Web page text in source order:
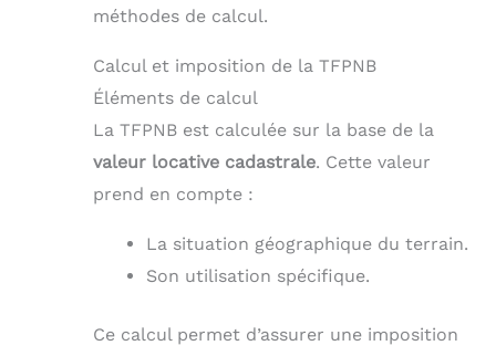
méthodes de calcul.
Calcul et imposition de la TFPNB
Éléments de calcul
La TFPNB est calculée sur la base de la
valeur locative cadastrale. Cette valeur
prend en compte :
La situation géographique du terrain.
Son utilisation spécifique.
Ce calcul permet d’assurer une imposition